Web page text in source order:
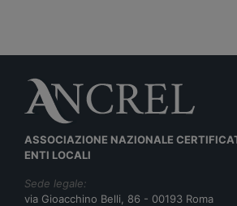
ASSOCIAZIONE NAZIONALE
ENTI LOCALI
Sede legale:
via Gioacchino Belli, 86 - 00193 Roma